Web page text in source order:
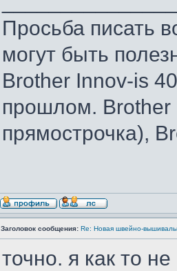
Просьба писать
могут быть
Brother Innov-is
прошлом. Brother
прямострочка),
Заголовок сообщения: Re: Новая швейно-
точно. я как то